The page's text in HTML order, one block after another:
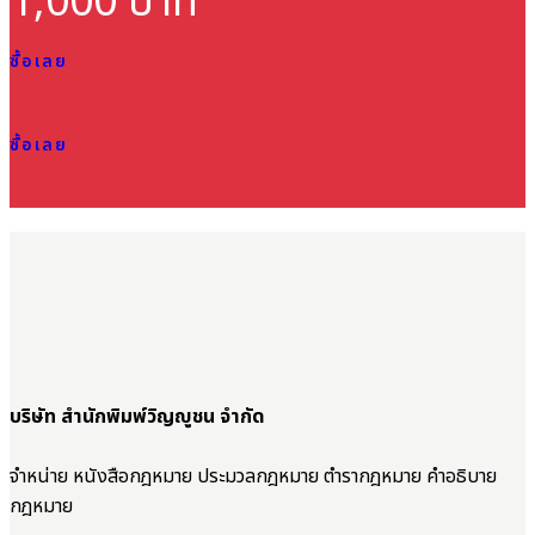
ซื้อเลย
ซื้อเลย
บริษัท สำนักพิมพ์วิญญูชน จำกัด
จำหน่าย หนังสือกฎหมาย ประมวลกฎหมาย ตำรากฎหมาย คำอธิบาย
กฎหมาย